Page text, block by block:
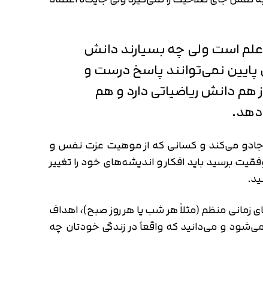
است ولی چه بسیارند دانش
پایین نمی‌توانند پاسخ درست و
دانش ریاضیاتی دارد و هم
جادو می‌کند و کسانی که از موهیت عزت نفس و
برسید باید افکار و اندیشه‌های خود را تغییر
منظم (مثلاً هر شب یا هر روز صبح)، اهداف
و می‌دانید که واقعاً در زندگی خودتان چه